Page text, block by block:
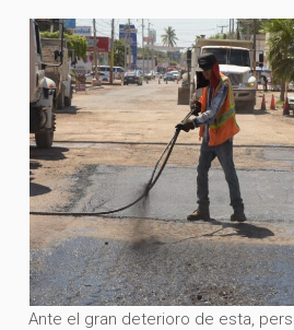
Ante el gran deterioro de esta,